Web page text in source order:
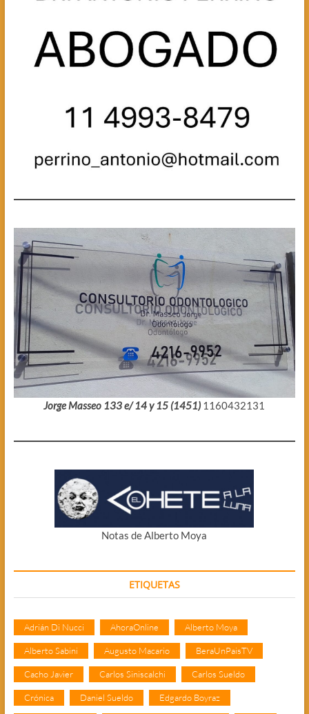
Jorge Masseo 133 e/ 14 y 15 (1451) 1160432131
Notas de Alberto Moya
ETIQUETAS
Adrián Di Nucci AhoraOnline Alberto Moya
Alberto Sabini Augusto Macario BeraUnPaisTV
Cacho Javier Carlos Siniscalchi Carlos Sueldo
Crónica Daniel Sueldo Edgardo Boyraz